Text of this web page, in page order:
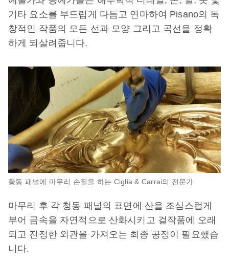
기타 요소를 부드럽게 다듬고 연마하여 Pisano의 독
창적인 작품의 모든 선과 모양 그리고 곡선을 정확
하게 되살려줍니다.
황동 패널에 마무리 손질을 하는 Ciglia & Carrai의 전문가
마무리 후 각 청동 패널의 표면에 산을 조심스럽게
부어 금속을 자연적으로 산화시키고 걸작품에 오래
되고 진정한 외관을 가져오는 최종 공정이 필요했습
니다.